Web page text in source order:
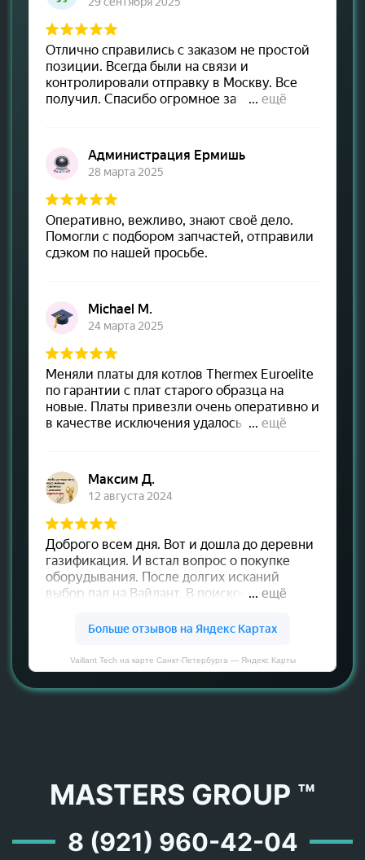
Vaillant Tech на карте Санкт‑Петербурга — Яндекс Карты
MASTERS GROUP ™
8 (921) 960-42-04